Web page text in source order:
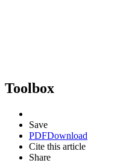
Toolbox
Save
PDFDownload
Cite this article
Share